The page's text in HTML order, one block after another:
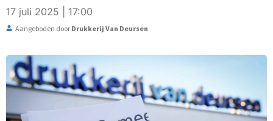
17 juli 2025 | 17:00
Aangeboden door Drukkerij Van Deursen